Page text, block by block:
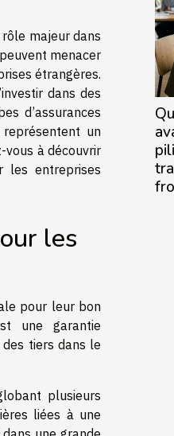
majeur dans
menacer
étrangères.
dans des
d’assurances
un
vous à découvrir
les entreprises
les
pour leur bon
une garantie
tiers dans le
plusieurs
liées à une